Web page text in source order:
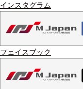
インスタグラム
フェイスブック